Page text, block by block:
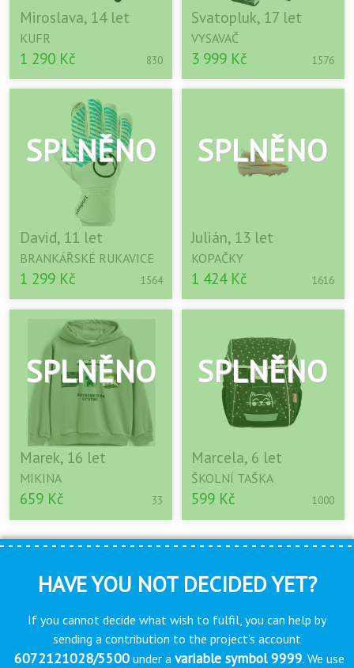
Miroslava, 14 let
KUFR
1 290 Kč 830
Svatopluk, 17 let
VYSAVAČ
3 999 Kč 1576
David, 11 let
BRANKÁŘSKÉ RUKAVICE
1 299 Kč 1564
Julián, 13 let
KOPAČKY
1 424 Kč 1616
Marek, 16 let
MIKINA
659 Kč 33
Marcela, 6 let
ŠKOLNÍ TAŠKA
599 Kč 1000
HAVE YOU NOT DECIDED YET?
If you cannot decide what wish to fulfil, you can help by
sending a contribution to the project’s account
6072121028/5500under a variable symbol 9999. We use